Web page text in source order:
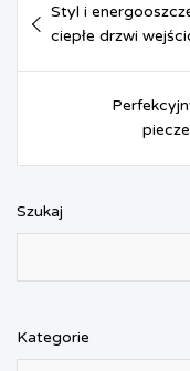
o
k
e
s
p
p
g
e
wpisu
Styl i
ciepłe drzwi
Szukaj
Kategorie